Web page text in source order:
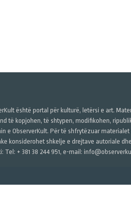
është portal për kulturë, letërsi e art.
të kopjohen, të shtypen, modifikohen,
e ObserverKult. Për të shfrytëzuar
konsiderohet shkelje e drejtave autoriale
Tel: + 381 38 244 951, e-mail: